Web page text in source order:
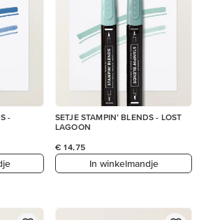
-
SETJE STAMPIN’ BLENDS - LOST
LAGOON
€ 14,75
In winkelmandje